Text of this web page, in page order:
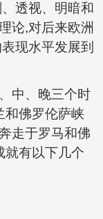
透视、明暗和
论,对后来欧洲
现水平发展到
中、晚三个时
和佛罗伦萨峡
走于罗马和佛
就有以下几个